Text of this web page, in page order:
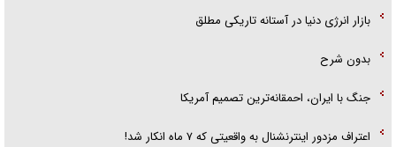
بازار انرژی دنیا در آستانه تاریکی مطلق
بدون شرح
جنگ با ایران، احمقانه‌ترین تصمیم آمریکا
اعتراف مزدور اینترنشنال به واقعیتی که ۷ ماه انکار شد!